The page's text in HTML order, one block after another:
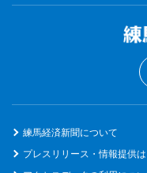
練馬経済新聞について
プレスリリース・情報提供